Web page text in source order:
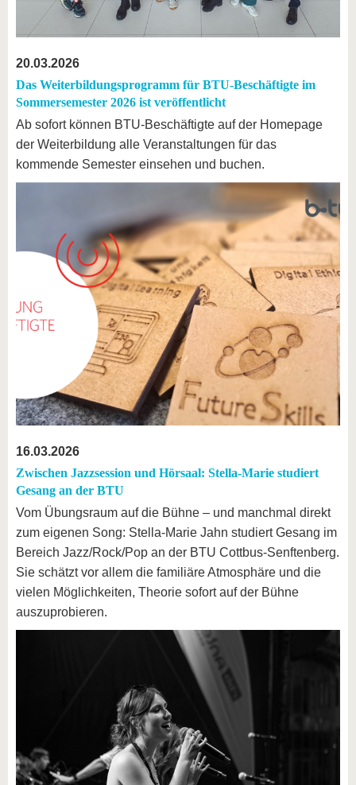
20.03.2026
Das Weiterbildungsprogramm für BTU-Beschäftigte im
Sommersemester 2026 ist veröffentlicht
Ab sofort können BTU-Beschäftigte auf der Homepage
der Weiterbildung alle Veranstaltungen für das
kommende Semester einsehen und buchen.
16.03.2026
Zwischen Jazzsession und Hörsaal: Stella-Marie studiert
Gesang an der BTU
Vom Übungsraum auf die Bühne – und manchmal direkt
zum eigenen Song: Stella-Marie Jahn studiert Gesang im
Bereich Jazz/Rock/Pop an der BTU Cottbus-Senftenberg.
Sie schätzt vor allem die familiäre Atmosphäre und die
vielen Möglichkeiten, Theorie sofort auf der Bühne
auszuprobieren.